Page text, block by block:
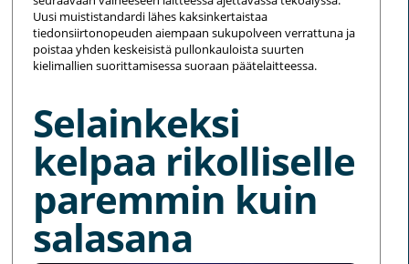
Uusi muististandardi lähes kaksinkertaistaa
tiedonsiirtonopeuden aiempaan sukupolveen verrattuna ja
poistaa yhden keskeisistä pullonkauloista suurten
kielimallien suorittamisessa suoraan päätelaitteessa.
Selainkeksi
kelpaa rikolliselle
paremmin kuin
salasana